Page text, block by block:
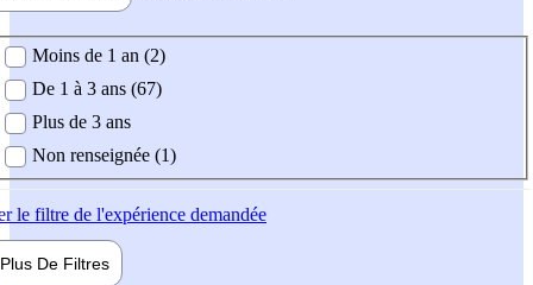
demandée
Moins de 1 an (2)
De 1 à 3 ans (67)
Plus de 3 ans
Non renseignée (1)
le filtre de l'expérience demandée
Plus De Filtres